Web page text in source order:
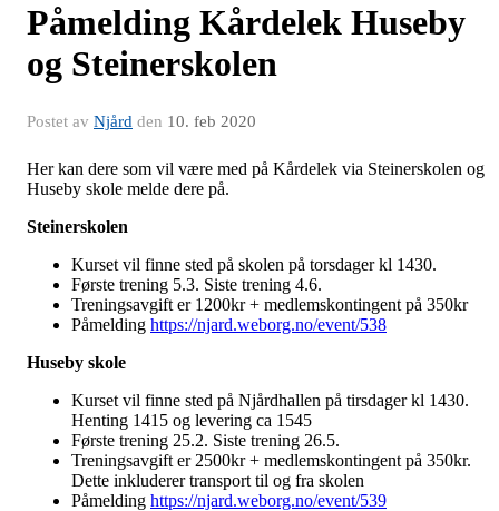
Påmelding Kårdelek Huseby
og Steinerskolen
Postet av Njård den 10. feb 2020
Her kan dere som vil være med på Kårdelek via Steinerskolen og
Huseby skole melde dere på.
Steinerskolen
Kurset vil finne sted på skolen på torsdager kl 1430.
Første trening 5.3. Siste trening 4.6.
Treningsavgift er 1200kr + medlemskontingent på 350kr
Påmelding https://njard.weborg.no/event/538
Huseby skole
Kurset vil finne sted på Njårdhallen på tirsdager kl 1430.
Henting 1415 og levering ca 1545
Første trening 25.2. Siste trening 26.5.
Treningsavgift er 2500kr + medlemskontingent på 350kr.
Dette inkluderer transport til og fra skolen
Påmelding https://njard.weborg.no/event/539